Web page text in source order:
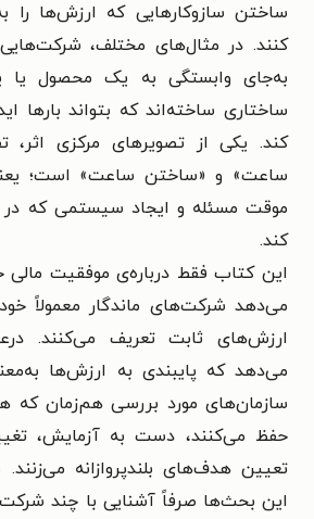
ساختن سازوکارهایی که ارزش‌ها را
کنند. در مثال‌های مختلف،
به‌جای وابستگی به یک محصول یا
ساختاری ساخته‌اند که بتواند بارها
کند. یکی از تصویرهای مرکزی اثر،
ساعت» و «ساختن ساعت» است؛
موقت مسئله و ایجاد سیستمی که در
کند.
این کتاب فقط درباره‌ی موفقیت
می‌دهد شرکت‌های ماندگار معمولاً
ارزش‌های ثابت تعریف می‌کنند.
می‌دهد که پایبندی به ارزش‌ها
سازمان‌های مورد بررسی هم‌زمان که
حفظ می‌کنند، دست به آزمایش،
تعیین هدف‌های بلندپروازانه
این بحث‌ها صرفاً آشنایی با چند